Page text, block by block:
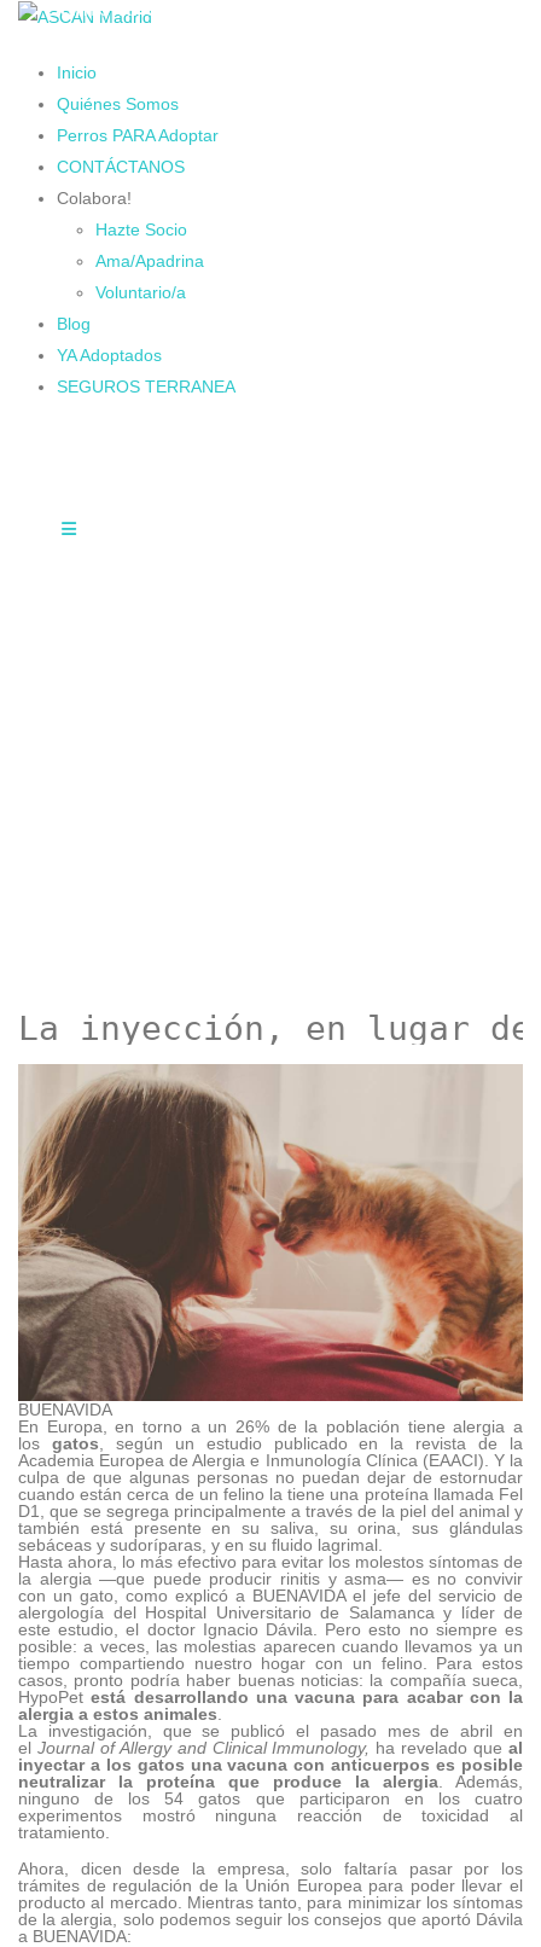
Inicio
Quiénes Somos
Perros PARA Adoptar
CONTÁCTANOS
Colabora!
Hazte Socio
Ama/Apadrina
Voluntario/a
Blog
YA Adoptados
SEGUROS TERRANEA
La inyección, en lugar
BUENAVIDA
En Europa, en torno a un 26% de la población tiene alergia a
los gatos , según un estudio publicado en la revista de la
Academia Europea de Alergia e Inmunología Clínica (EAACI). Y la
culpa de que algunas personas no puedan dejar de estornudar
cuando están cerca de un felino la tiene una proteína llamada Fel
D1, que se segrega principalmente a través de la piel del animal y
también está presente en su saliva, su orina, sus glándulas
sebáceas y sudoríparas, y en su fluido lagrimal.
Hasta ahora, lo más efectivo para evitar los molestos síntomas de
la alergia —que puede producir rinitis y asma— es no convivir
con un gato , como explicó a BUENAVIDA el jefe del servicio de
alergología del Hospital Universitario de Salamanca y líder de
este estudio, el doctor Ignacio Dávila. Pero esto no siempre es
posible: a veces, las molestias aparecen cuando llevamos ya un
tiempo compartiendo nuestro hogar con un felino. Para estos
casos, pronto podría haber buenas noticias: la compañía sueca,
HypoPetestá desarrollando una vacuna para acabar con la
alergia a estos animales
La investigación, que se publicó el pasado mes de abril en
el Journal of Allergy and Clinical Immunology, ha revelado queal
inyectar a los gatos una vacuna con anticuerpos es posible
neutralizar la proteína que produce la alergia . Además,
ninguno de los 54 gatos que participaron en los cuatro
experimentos mostró ninguna reacción de toxicidad al
tratamiento.
Ahora, dicen desde la empresa, solo faltaría pasar por los
trámites de regulación de la Unión Europea para poder llevar el
producto al mercado. Mientras tanto, para minimizar los síntomas
de la alergia, solo podemos seguir los consejos que aportó Dávila
a BUENAVIDA:
Cambiando Conciencias